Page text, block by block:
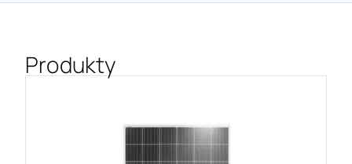
Produkty